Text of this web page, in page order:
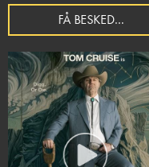
FÅ BESKED...